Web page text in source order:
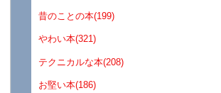
昔のことの本(199)
やわい本(321)
テクニカルな本(208)
お堅い本(186)